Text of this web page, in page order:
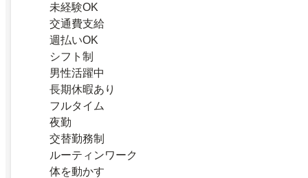
未経験OK
交通費支給
週払いOK
シフト制
男性活躍中
長期休暇あり
フルタイム
夜勤
交替勤務制
ルーティンワーク
体を動かす